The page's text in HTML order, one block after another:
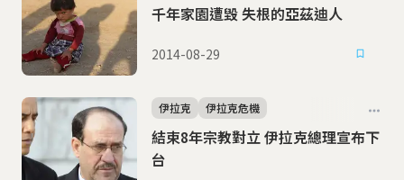
千年家園遭毀 失根的亞茲迪人
2014-08-29
結束8年宗教對立 伊拉克總理宣布下
台
伊拉克 伊拉克危機